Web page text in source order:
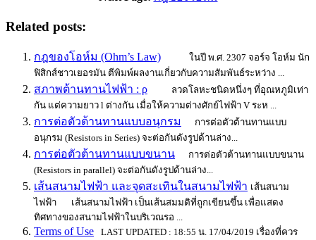
Related posts:
กฎของโอห์ม (Ohm’s Law)
ในปี พ.ศ. 2307 จอร์จ โอห์ม นัก
ฟิสิกส์ชาวเยอรมัน ตีพิมพ์ผลงานเกี่ยวกับความสัมพันธ์ระหว่าง ...
สภาพต้านทานไฟฟ้า : ρ
ลวดโลหะชนิดหนึ่งๆ ที่อุณหภูมิเท่า
กัน แต่ความยาว l ต่างกัน เมื่อให้ความต่างศักย์ไฟฟ้า V ระห ...
การต่อตัวต้านทานแบบอนุกรม
การต่อตัวต้านทานแบบ
อนุกรม (Resistors in Series) จะต่อกันดังรูปด้านล่าง...
การต่อตัวต้านทานแบบขนาน
การต่อตัวต้านทานแบบขนาน
(Resistors in parallel) จะต่อกันดังรูปด้านล่าง...
เส้นสนามไฟฟ้า และจุดสะเทินในสนามไฟฟ้า เส้นสนาม
ไฟฟ้า เส้นสนามไฟฟ้า เป็นเส้นสมมติที่ถูกเขียนขึ้น เพื่อแสดง
ทิศทางของสนามไฟฟ้าในบริเวณรอ ...
Terms of Use
LAST UPDATED : 18:55 น. 17/04/2019 เรื่องที่ควร